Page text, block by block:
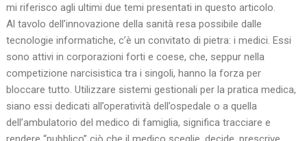
mi riferisco agli ultimi due temi presentati in questo articolo.
Al tavolo dell’innovazione della sanità resa possibile dalle
tecnologie informatiche, c’è un convitato di pietra: i medici. Essi
sono attivi in corporazioni forti e coese, che, seppur nella
competizione narcisistica tra i singoli, hanno la forza per
bloccare tutto. Utilizzare sistemi gestionali per la pratica medica,
siano essi dedicati all’operatività dell’ospedale o a quella
dell’ambulatorio del medico di famiglia, significa tracciare e